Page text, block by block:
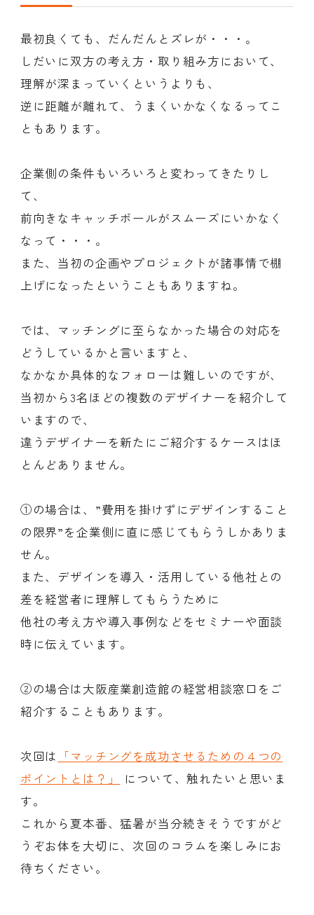
最初良くても、だんだんとズレが・・・。
しだいに双方の考え方・取り組み方において、
理解が深まっていくというよりも、
逆に距離が離れて、うまくいかなくなるってこ
ともあります。
企業側の条件もいろいろと変わってきたりし
て、
前向きなキャッチボールがスムーズにいかなく
なって・・・。
また、当初の企画やプロジェクトが諸事情で棚
上げになったということもありますね。
では、マッチングに至らなかった場合の対応を
どうしているかと言いますと、
なかなか具体的なフォローは難しいのですが、
当初から3名ほどの複数のデザイナーを紹介して
いますので、
違うデザイナーを新たにご紹介するケースはほ
とんどありません。
①の場合は、”費用を掛けずにデザインすること
の限界”を企業側に直に感じてもらうしかありま
せん。
また、デザインを導入・活用している他社との
差を経営者に理解してもらうために
他社の考え方や導入事例などをセミナーや面談
時に伝えています。
②の場合は大阪産業創造館の経営相談窓口をご
紹介することもあります。
次回は 「マッチングを成功させるための４つの
ポイントとは？」
について、触れたいと思いま
す。
これから夏本番、猛暑が当分続きそうですがど
うぞお体を大切に、次回のコラムを楽しみにお
待ちください。